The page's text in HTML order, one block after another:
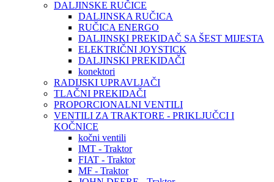
DALJINSKE RUČICE
DALJINSKA RUČICA
RUČICA ENERGO
DALJINSKI PREKIDAČ SA ŠEST MIJESTA
ELEKTRIČNI JOYSTICK
DALJINSKI PREKIDAČI
konektori
RADIJSKI UPRAVLJAČI
TLAČNI PREKIDAČI
PROPORCIONALNI VENTILI
VENTILI ZA TRAKTORE - PRIKLJUČCI I
KOČNICE
kočni ventili
IMT - Traktor
FIAT - Traktor
MF - Traktor